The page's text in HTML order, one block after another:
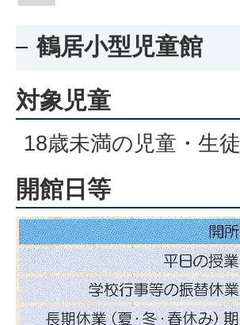
鶴居小型児童館
対象児童
18歳未満の児童・生徒
開館日等